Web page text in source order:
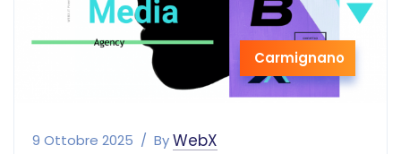
Carmignano
9 Ottobre 2025 ByWebX